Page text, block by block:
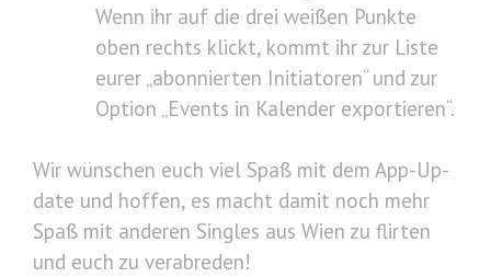
Wenn ihr auf die drei weißen Punkte
oben rechts klickt, kommt ihr zur Liste
eurer „abonnierten Initiatoren“ und zur
Option „Events in Kalender exportieren“.
Wir wünschen euch viel Spaß mit dem App-Up-
date und hoffen, es macht damit noch mehr
Spaß mit anderen Singles aus Wien zu flirten
und euch zu verabreden!